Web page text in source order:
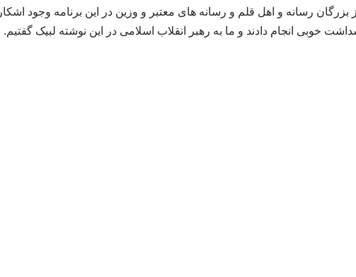
رسانه و اهل قلم و رسانه های معتبر و وزین در این برنامه وجود اشکار
خوبی انجام دادند و ما به رهبر انقلاب اسلامی در این نوشته لبیک گفتیم.